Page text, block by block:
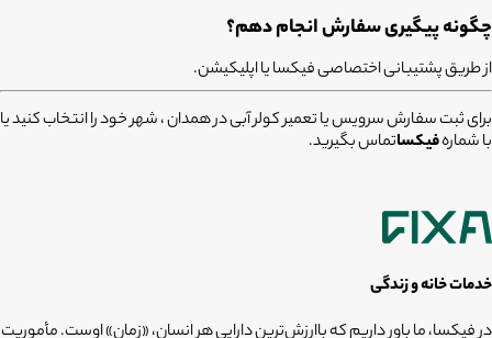
چگونه پیگیری سفارش انجام دهم؟
از طریق پشتیبانی اختصاصی فیکسا یا اپلیکیشن.
برای ثبت سفارش سرویس یا تعمیر کولر آبی در همدان ، شهر خود را انتخاب کنید یا
با شمارهفیکساتماس بگیرید.
خدمات خانه و زندگی
در فیکسا، ما باور داریم که باارزش‌ترین دارایی هر انسان، «زمان» اوست. مأموریت